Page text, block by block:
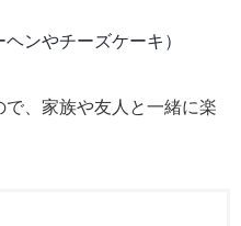
ンやチーズケーキ）
、家族や友人と一緒に楽